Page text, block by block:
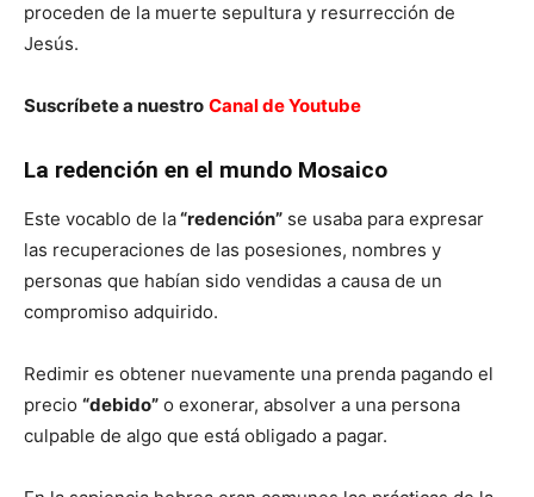
proceden de la muerte sepultura y resurrección de
Jesús.
Suscríbete a nuestro Canal de Youtube
La redención en el mundo Mosaico
Este vocablo de la“redención” se usaba para expresar
las recuperaciones de las posesiones, nombres y
personas que habían sido vendidas a causa de un
compromiso adquirido.
Redimir es obtener nuevamente una prenda pagando el
precio “debido” o exonerar, absolver a una persona
culpable de algo que está obligado a pagar.